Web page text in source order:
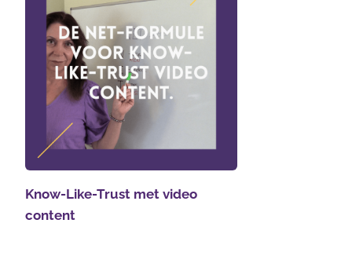
Know-Like-Trust met video
content